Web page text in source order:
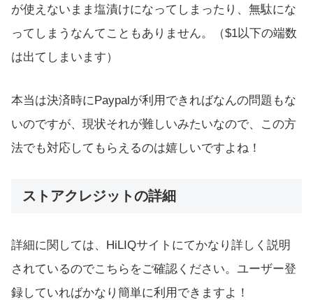
が使えないまま塩漬けになってしまったり、無駄にな
ってしまうなんてこともありません。（$1以下の端数
は出てしまいます）
本当は決済時にPaypalが利用できればなんの問題もな
いのですが、現状それが難しいみたいなので、この方
法でも対応してもらえるのは嬉しいですよね！
ストアクレジットの詳細
詳細に関しては、HiLIQサイトにてかなり詳しく説明
されているのでこちらをご確認ください。ユーザー登
録していればかなり簡単に利用できますよ！